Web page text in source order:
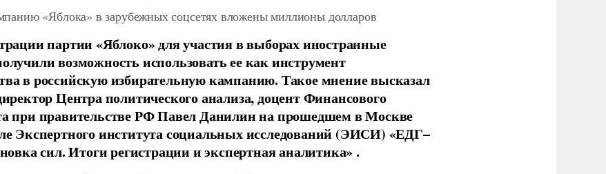
«Яблока» в зарубежных соцсетях вложены миллионы долларов
партии «Яблоко» для участия в выборах иностранные
возможность использовать ее как инструмент
в российскую избирательную кампанию. Такое мнение высказал
Центра политического анализа, доцент Финансового
при правительстве РФ Павел Данилин на прошедшем в Москве
Экспертного института социальных исследований (ЭИСИ) «ЕДГ–
сил. Итоги регистрации и экспертная аналитика» .